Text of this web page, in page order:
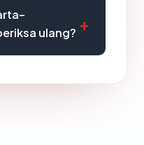
ulang?